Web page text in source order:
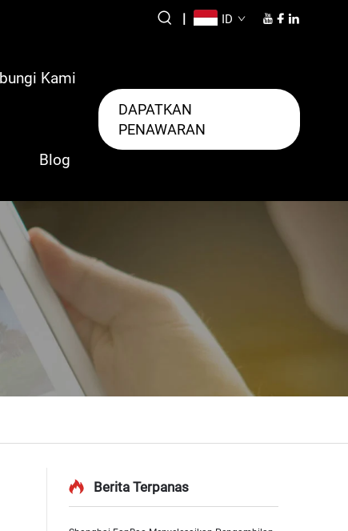
| ID
Kami
Blog
DAPATKAN
PENAWARAN
Berita Terpanas